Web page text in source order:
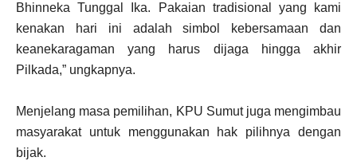
Bhinneka Tunggal Ika. Pakaian tradisional yang kami
kenakan hari ini adalah simbol kebersamaan dan
keanekaragaman yang harus dijaga hingga akhir
Pilkada,” ungkapnya.
Menjelang masa pemilihan, KPU Sumut juga mengimbau
masyarakat untuk menggunakan hak pilihnya dengan
bijak.